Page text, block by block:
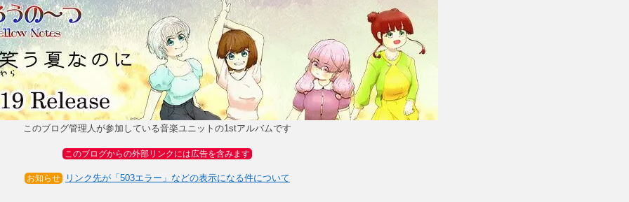
このブログ管理人が参加している音楽ユニットの1stアルバムです
このブログからの外部リンクには広告を含みます
お知らせ リンク先が「503エラー」などの表示になる件について